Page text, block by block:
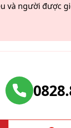
và người được